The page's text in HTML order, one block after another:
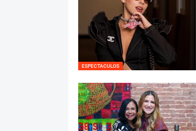
ESPECTACULOS